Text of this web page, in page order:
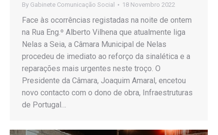
By Gabinete Comunicação Social 18 Novembro 2022
Face às ocorrências registadas na noite de ontem
na Rua Eng.º Alberto Vilhena que atualmente liga
Nelas a Seia, a Câmara Municipal de Nelas
procedeu de imediato ao reforço da sinalética e a
reparações mais urgentes neste troço. O
Presidente da Câmara, Joaquim Amaral, encetou
novo contacto com o dono de obra, Infraestruturas
de Portugal…